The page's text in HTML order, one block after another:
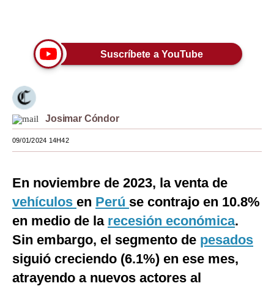
Moda
Mundo
México
Internacional
Tecnología
Club del Suscriptor
Mix
Suscríbete a YouTube
Josimar Cóndor
09/01/2024 14H42
En noviembre de 2023, la venta de
vehículos en Perú se contrajo en 10.8%
en medio de la recesión económica.
Sin embargo, el segmento de pesados
siguió creciendo (6.1%) en ese mes,
atrayendo a nuevos actores al